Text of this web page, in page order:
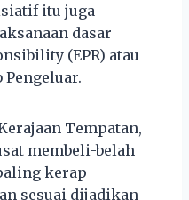
itu juga
dasar
(EPR) atau
Pengeluar.
Tempatan,
membeli-belah
kerap
sesuai dijadikan